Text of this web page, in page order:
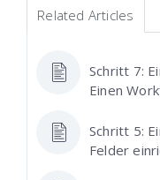
Related Articles
Schritt 7:
Einen
Schritt 5:
Felder